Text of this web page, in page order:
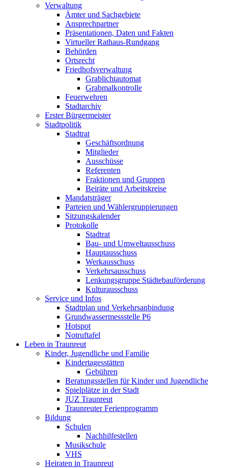
Verwaltung
Ämter und Sachgebiete
Ansprechpartner
Präsentationen, Daten und Fakten
Virtueller Rathaus-Rundgang
Behörden
Ortsrecht
Friedhofsverwaltung
Grablichtautomat
Grabmalkontrolle
Feuerwehren
Stadtarchiv
Erster Bürgermeister
Stadtpolitik
Stadtrat
Geschäftsordnung
Mitglieder
Ausschüsse
Referenten
Fraktionen und Gruppen
Beiräte und Arbeitskreise
Mandatsträger
Parteien und Wählergruppierungen
Sitzungskalender
Protokolle
Stadtrat
Bau- und Umweltausschuss
Hauptausschuss
Werkausschuss
Verkehrsausschuss
Lenkungsgruppe Städtebauförderung
Kulturausschuss
Service und Infos
Stadtplan und Verkehrsanbindung
Grundwassermessstelle P6
Hotspot
Notruftafel
Leben in Traunreut
Kinder, Jugendliche und Familie
Kindertagesstätten
Gebühren
Beratungsstellen für Kinder und Jugendliche
Spielplätze in der Stadt
JUZ Traunreut
Traunreuter Ferienprogramm
Bildung
Schulen
Nachhilfestellen
Musikschule
VHS
Heiraten in Traunreut